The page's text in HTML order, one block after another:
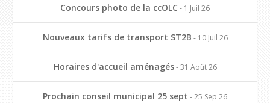
Concours photo de la ccOLC - 1 Juil 26
Nouveaux tarifs de transport ST2B - 10 Juil 26
Horaires d'accueil aménagés- 31 Août 26
Prochain conseil municipal 25 sept - 25 Sep 26